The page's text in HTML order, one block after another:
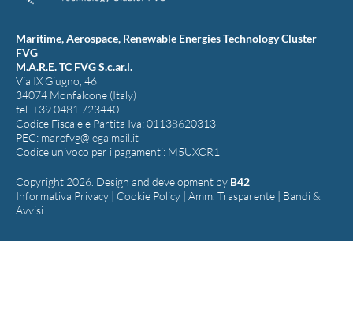
Maritime, Aerospace, Renewable Energies Technology Cluster
FVG
M.A.R.E. TC FVG S.c.ar.l.
Via IX Giugno, 46
34074 Monfalcone (Italy)
tel. +39 0481 723440
Codice Fiscale e Partita Iva: 01138620313
PEC: marefvg@legalmail.it
Codice univoco per i pagamenti: M5UXCR1
Copyright 2026. Design and development by B42
Informativa Privacy | Cookie Policy | Amm. Trasparente | Bandi &
Avvisi